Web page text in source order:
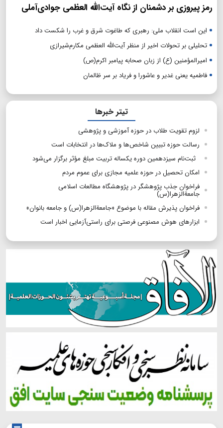
رمز پیروزی بر دشمنان از نگاه آیت‌الله العظمی جوادی‌آملی
این است انقلاب ملی: رهبری که طاغوت شرق و غرب را شکست داد
تحلیلی بر تحولات اخیر از منظر آیت‌الله العظمی مکارم‌شیرازی
امیرالمؤمنین (ع) از زبان صحابه پیامبر اکرم(ص)
فاطمیه یعنی غدیر و عاشورا و فریاد بر سر ظالمان
تیتر خبرها
لزوم تقویت طلاب در حوزه آموزشی و پژوهشی
رسالت حوزه تبیین شاخص‌ها و ملاک‌ها در انتخابات است
ثبت‌نام سیزدهمین دوره یکساله تربیت مبلغ مؤثر برگزار می‌شود
امکان تحصیل در حوزه علمیه مجازی برای عموم مردم
فراخوان جذب پژوهشگر در پژوهشگاه مطالعات اسلامی
جامعةالزهرا(س)
فراخوان پذیرش مقاله با موضوع «جامعةالزهرا(س) و جامعه بانوان»
ابزارهای هوش مصنوعی فرصتی برای راستی‌آزمایی اخبار است